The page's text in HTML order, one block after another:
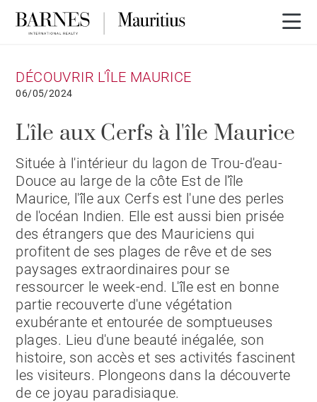
DÉCOUVRIR L'ÎLE MAURICE
06/05/2024
L'île aux Cerfs à l'île Maurice
Située à l'intérieur du lagon de Trou-d'eau-
Douce au large de la côte Est de l'île
Maurice, l'île aux Cerfs est l'une des perles
de l'océan Indien. Elle est aussi bien prisée
des étrangers que des Mauriciens qui
profitent de ses plages de rêve et de ses
paysages extraordinaires pour se
ressourcer le week-end. L'île est en bonne
partie recouverte d'une végétation
exubérante et entourée de somptueuses
plages. Lieu d'une beauté inégalée, son
histoire, son accès et ses activités fascinent
les visiteurs. Plongeons dans la découverte
de ce joyau paradisiaque.